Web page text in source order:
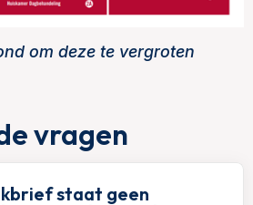
om deze te vergroten
vragen
staat geen